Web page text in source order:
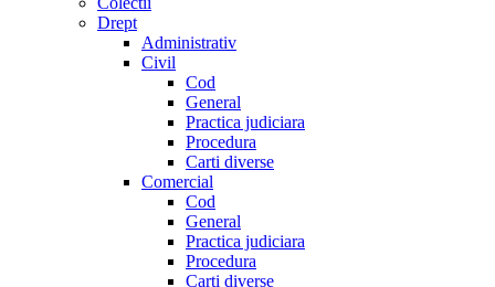
Drept
Administrativ
Civil
Cod
General
Practica judiciara
Procedura
Carti diverse
Comercial
Cod
General
Practica judiciara
Procedura
Carti diverse